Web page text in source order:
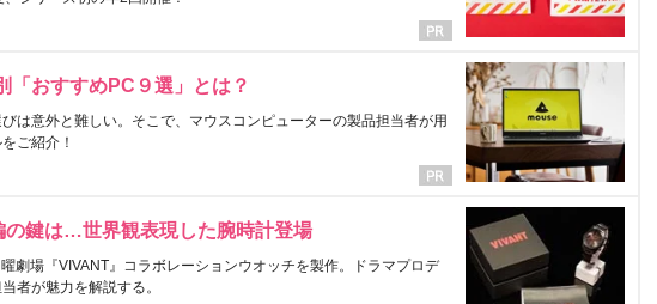
「おすすめPC９選」とは？
は意外と難しい。そこで、マウスコンピューターの製品担当者が用
ご紹介！
の鍵は…世界観表現した腕時計登場
劇場『VIVANT』コラボレーションウオッチを製作。ドラマプロデ
者が魅力を解説する。